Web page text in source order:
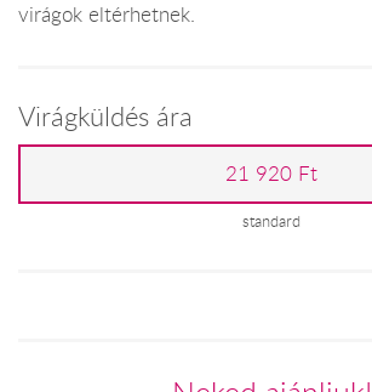
virágok eltérhetnek.
Virágküldés ára
21 920 Ft
standard